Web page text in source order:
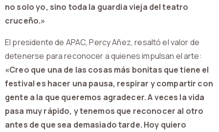
no solo yo, sino toda la guardia vieja del teatro
cruceño.»
El presidente de APAC, Percy Añez, resaltó el valor de
detenerse para reconocer a quienes impulsan el arte:
«Creo que una de las cosas más bonitas que tiene el
festival es hacer una pausa, respirar y compartir con
gente a la que queremos agradecer. A veces la vida
pasa muy rápido, y tenemos que reconocer al otro
antes de que sea demasiado tarde. Hoy quiero